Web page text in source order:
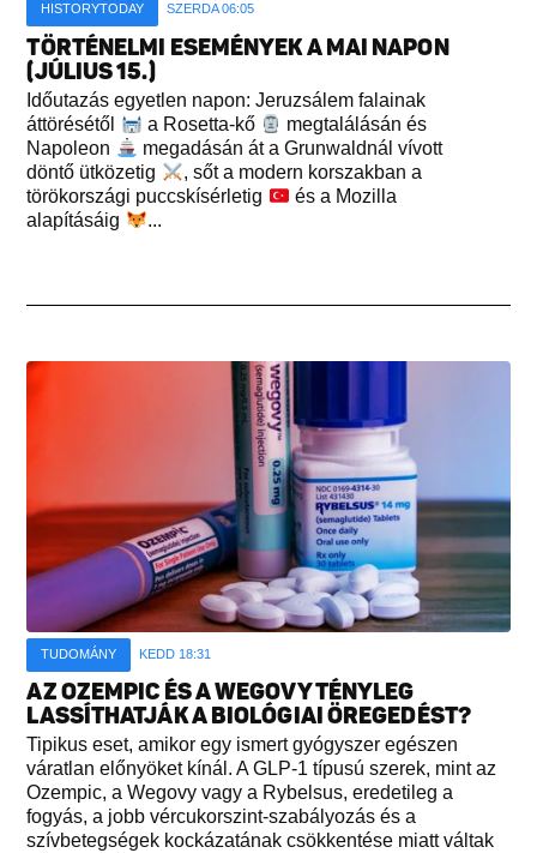
HISTORYTODAY SZERDA 06:05
TÖRTÉNELMI ESEMÉNYEK A MAI NAPON
(JÚLIUS 15.)
Időutazás egyetlen napon: Jeruzsálem falainak
áttörésétől
a Rosetta-kő
megtalálásán és
Napoleon
megadásán át a Grunwaldnál vívott
döntő ütközetig
, sőt a modern korszakban a
törökországi puccskísérletig
és a Mozilla
alapításáig
...
TUDOMÁNY KEDD 18:31
AZ OZEMPIC ÉS A WEGOVY TÉNYLEG
LASSÍTHATJÁK A BIOLÓGIAI ÖREGEDÉST?
Tipikus eset, amikor egy ismert gyógyszer egészen
váratlan előnyöket kínál. A GLP-1 típusú szerek, mint az
Ozempic, a Wegovy vagy a Rybelsus, eredetileg a
fogyás, a jobb vércukorszint-szabályozás és a
szívbetegségek kockázatának csökkentése miatt váltak